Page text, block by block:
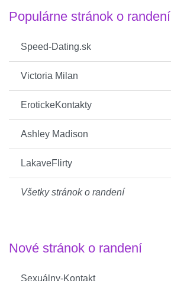
Populárne stránok o randení
Speed-Dating.sk
Victoria Milan
ErotickeKontakty
Ashley Madison
LakaveFlirty
Všetky stránok o randení
Nové stránok o randení
Sexuálny-Kontakt